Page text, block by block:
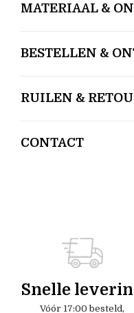
MATERIAAL &
BESTELLEN &
RUILEN &
CONTACT
Snelle
Vóór 17:00 besteld,